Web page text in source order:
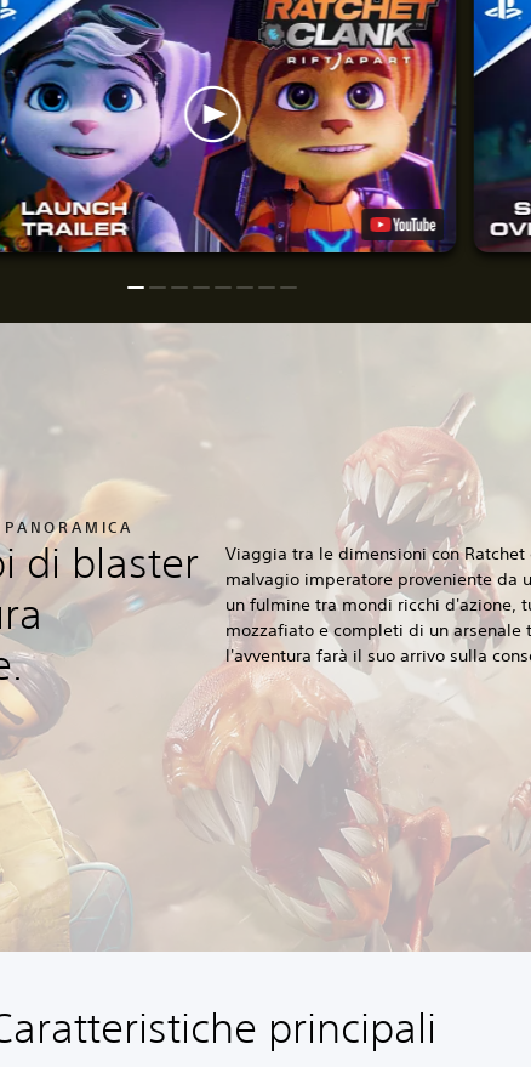
di blaster
Viaggia tra le dimensioni con Ratchet
malvagio imperatore proveniente da
un fulmine tra mondi ricchi d'azione,
mozzafiato e completi di un
l'avventura farà il suo arrivo sulla
principali